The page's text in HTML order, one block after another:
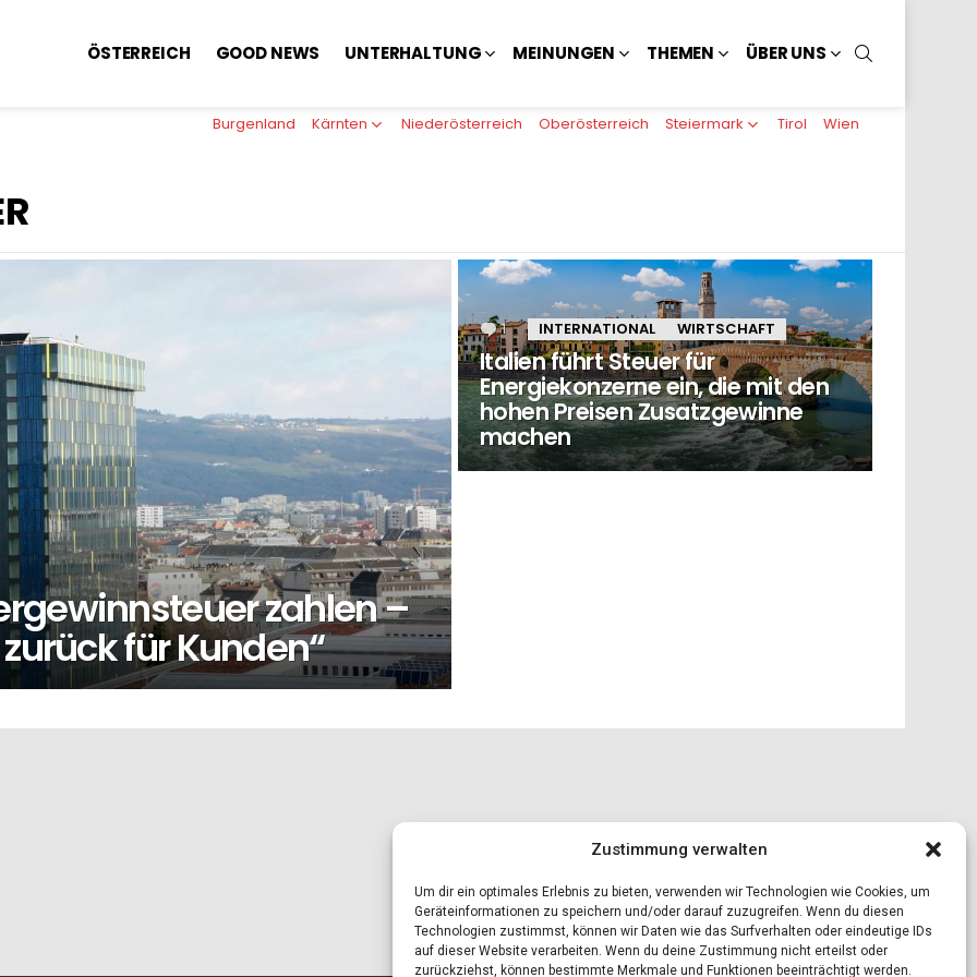
Zustimmung verwalten
Um dir ein optimales Erlebnis zu bieten, verwenden wir Technologien wie Cookies, um
Geräteinformationen zu speichern und/oder darauf zuzugreifen. Wenn du diesen
Technologien zustimmst, können wir Daten wie das Surfverhalten oder eindeutige IDs
auf dieser Website verarbeiten. Wenn du deine Zustimmung nicht erteilst oder
zurückziehst, können bestimmte Merkmale und Funktionen beeinträchtigt werden.
ÖSTERREICH GOOD NEWS UNTERHALTUNG MEINUNGEN THEMEN ÜBER UNS
Burgenland Kärnten Niederösterreich Oberösterreich Steiermark Tirol Wien
zahlen –
für Kunden“
1 Kommentar
INTERNATIONAL WIRTSCHAFT
Italien führt Steuer für
Energiekonzerne ein, die mit den
hohen Preisen Zusatzgewinne
machen